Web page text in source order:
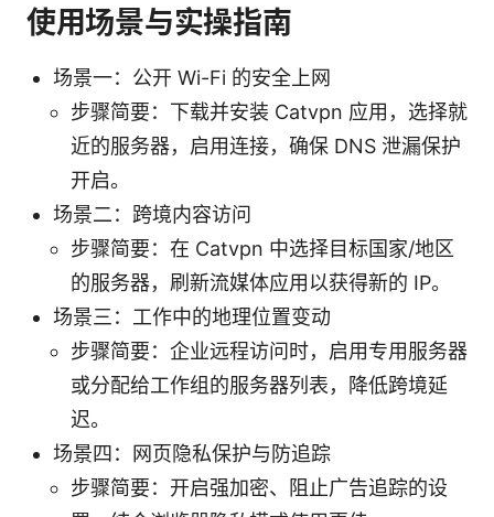
使用场景与实操指南
场景一：公开 Wi-Fi 的安全上网
步骤简要：下载并安装 Catvpn 应用，选择就
近的服务器，启用连接，确保 DNS 泄漏保护
开启。
场景二：跨境内容访问
步骤简要：在 Catvpn 中选择目标国家/地区
的服务器，刷新流媒体应用以获得新的 IP。
场景三：工作中的地理位置变动
步骤简要：企业远程访问时，启用专用服务器
或分配给工作组的服务器列表，降低跨境延
迟。
场景四：网页隐私保护与防追踪
步骤简要：开启强加密、阻止广告追踪的设